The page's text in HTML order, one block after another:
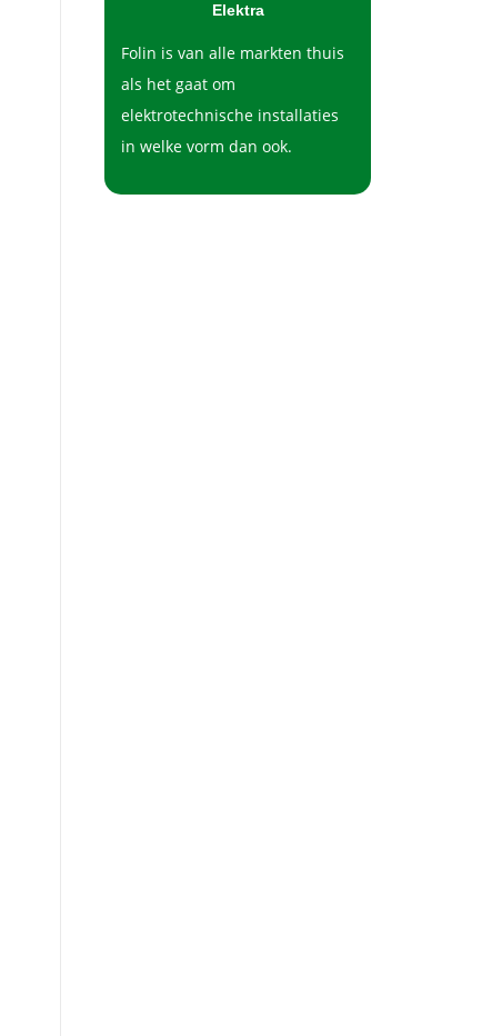
Elektra
Folin is van alle markten thuis
als het gaat om
elektrotechnische installaties
in welke vorm dan ook.